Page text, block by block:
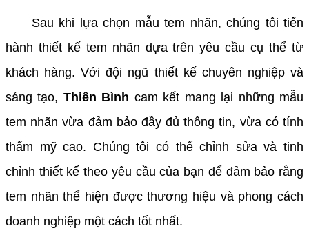
Sau khi lựa chọn mẫu tem nhãn, chúng tôi tiến
hành thiết kế tem nhãn dựa trên yêu cầu cụ thể từ
khách hàng. Với đội ngũ thiết kế chuyên nghiệp và
sáng tạo, Thiên Bình cam kết mang lại những mẫu
tem nhãn vừa đảm bảo đầy đủ thông tin, vừa có tính
thẩm mỹ cao. Chúng tôi có thể chỉnh sửa và tinh
chỉnh thiết kế theo yêu cầu của bạn để đảm bảo rằng
tem nhãn thể hiện được thương hiệu và phong cách
doanh nghiệp một cách tốt nhất.